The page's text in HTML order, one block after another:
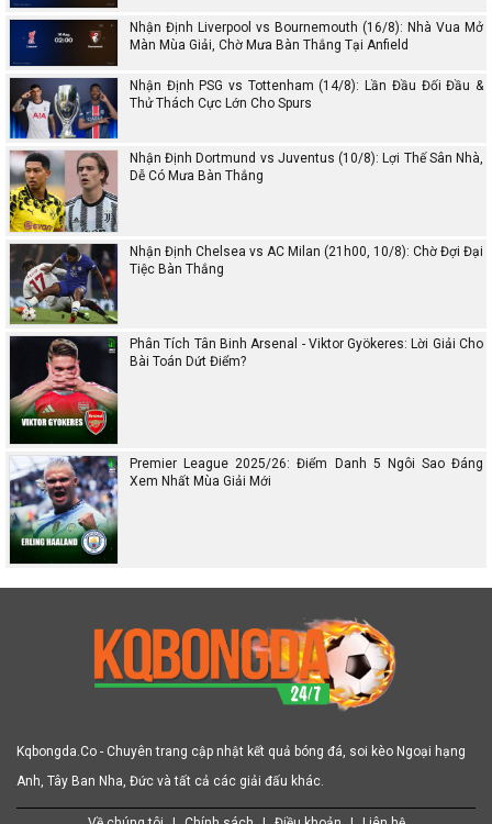
Nhận Định Liverpool vs Bournemouth (16/8): Nhà Vua Mở
Màn Mùa Giải, Chờ Mưa Bàn Thắng Tại Anfield
Nhận Định PSG vs Tottenham (14/8): Lần Đầu Đối Đầu &
Thử Thách Cực Lớn Cho Spurs
Nhận Định Dortmund vs Juventus (10/8): Lợi Thế Sân Nhà,
Dễ Có Mưa Bàn Thắng
Nhận Định Chelsea vs AC Milan (21h00, 10/8): Chờ Đợi Đại
Tiệc Bàn Thắng
Phân Tích Tân Binh Arsenal - Viktor Gyökeres: Lời Giải Cho
Bài Toán Dứt Điểm?
Premier League 2025/26: Điểm Danh 5 Ngôi Sao Đáng
Xem Nhất Mùa Giải Mới
Kqbongda.Co - Chuyên trang cập nhật kết quả bóng đá, soi kèo Ngoại hạng
Anh, Tây Ban Nha, Đức và tất cả các giải đấu khác.